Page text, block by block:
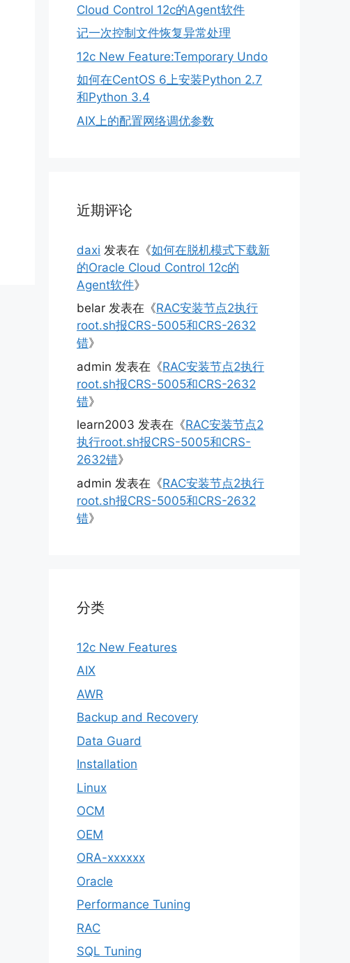
Cloud Control 12c的Agent软件
记一次控制文件恢复异常处理
12c New Feature:Temporary Undo
如何在CentOS 6上安装Python 2.7
和Python 3.4
AIX上的配置网络调优参数
近期评论
daxi 发表在《如何在脱机模式下载新
的Oracle Cloud Control 12c的
Agent软件》
belar 发表在《RAC安装节点2执行
root.sh报CRS-5005和CRS-2632
错》
admin 发表在《RAC安装节点2执行
root.sh报CRS-5005和CRS-2632
错》
learn2003 发表在《RAC安装节点2
执行root.sh报CRS-5005和CRS-
2632错》
admin 发表在《RAC安装节点2执行
root.sh报CRS-5005和CRS-2632
错》
分类
12c New Features
AIX
AWR
Backup and Recovery
Data Guard
Installation
Linux
OCM
OEM
ORA-xxxxxx
Oracle
Performance Tuning
RAC
SQL Tuning